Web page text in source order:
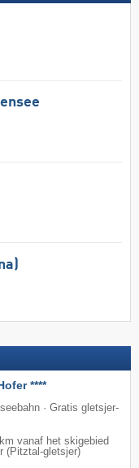
****
· Gratis gletsjer-
vanaf het skigebied
(Pitztal-gletsjer)